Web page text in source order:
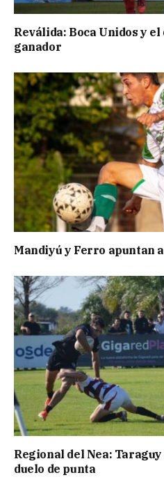
Reválida: Boca Unidos y
ganador
Mandiyú y Ferro apuntan
Regional del Nea:
duelo de punta